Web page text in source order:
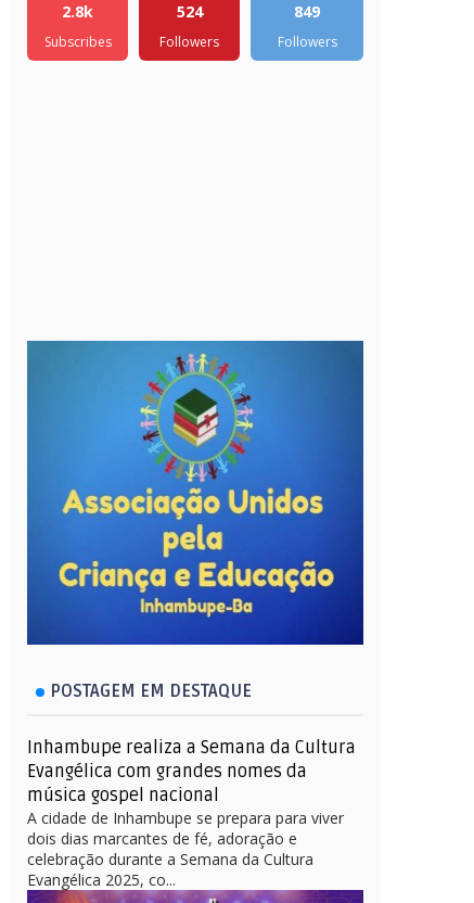
2.8k
Subscribes
524
Followers
849
Followers
POSTAGEM EM DESTAQUE
Inhambupe realiza a Semana da Cultura
Evangélica com grandes nomes da
música gospel nacional
A cidade de Inhambupe se prepara para viver
dois dias marcantes de fé, adoração e
celebração durante a Semana da Cultura
Evangélica 2025, co...